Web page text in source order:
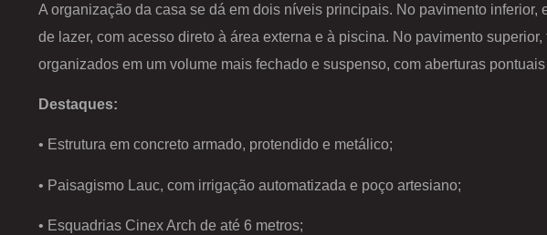
A organização da casa se dá em dois níveis principais. No pavimento inferior,
de lazer, com acesso direto à área externa e à piscina. No pavimento
organizados em um volume mais fechado e suspenso, com aberturas
Destaques:
• Estrutura em concreto armado, protendido e metálico;
• Paisagismo Lauc, com irrigação automatizada e poço artesiano;
• Esquadrias Cinex Arch de até 6 metros;